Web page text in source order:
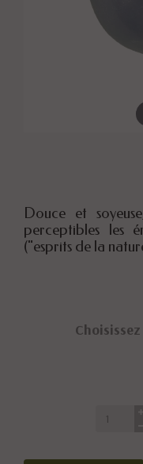
Douce et
perceptibles les
("esprits de la